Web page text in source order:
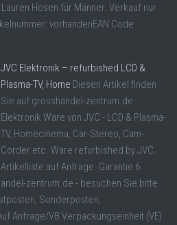
Hosen für Männer. Verkauf nur
vorhandenEAN Code
JVC Elektronik – refurbished LCD &
Plasma-TV, Home Diesen Artikel finden
Sie auf grosshandel-zentrum.de
Elektronik Ware von JVC - LCD & Plasma-
TV, Homecinema, Car-Stereo, Cam-
Corder etc. Ware refurbished by JVC.
Artikelliste auf Anfrage. Garantie 6
zentrum.de - besuchen Sie bitte
Sonderposten,
Anfrage/VB Verpackungseinheit (VE):